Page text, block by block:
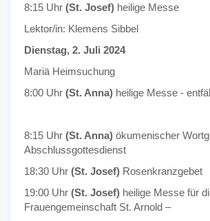
8:15 Uhr (St. Josef) heilige Messe
Lektor/in: Klemens Sibbel
Dienstag, 2. Juli 2024
Mariä Heimsuchung
8:00 Uhr (St. Anna) heilige Messe -
8:15 Uhr (St. Anna) ökumenischer
Abschlussgottesdienst
18:30 Uhr (St. Josef) Rosenkranzgebet
19:00 Uhr (St. Josef) heilige Messe für
Frauengemeinschaft St. Arnold –